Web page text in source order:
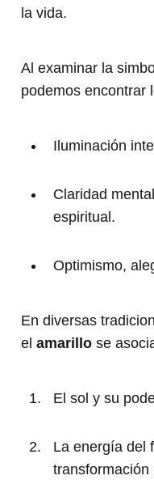
la vida.
Al examinar la
podemos encontrar
Iluminación
Claridad
espiritual.
Optimismo,
En diversas
el amarillo se
El sol y su
La energía del
transformación